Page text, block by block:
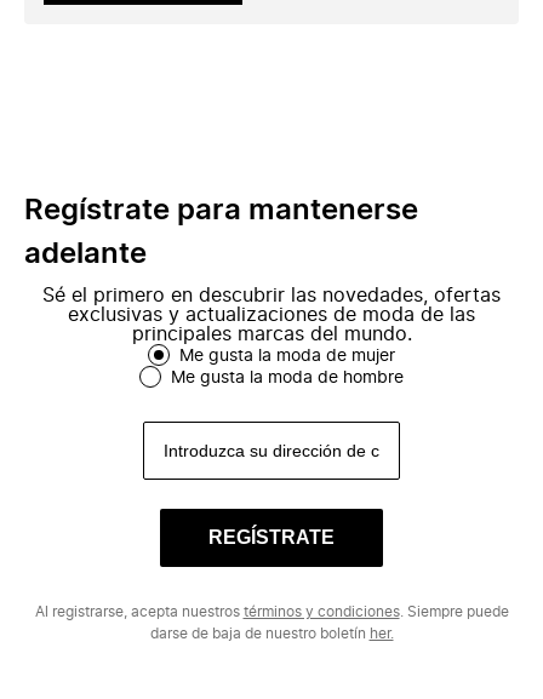
Regístrate para mantenerse
adelante
Sé el primero en descubrir las novedades, ofertas
exclusivas y actualizaciones de moda de las
principales marcas del mundo.
Me gusta la moda de mujer
Me gusta la moda de hombre
REGÍSTRATE
Al registrarse, acepta nuestros términos y condiciones. Siempre puede
darse de baja de nuestro boletín her.